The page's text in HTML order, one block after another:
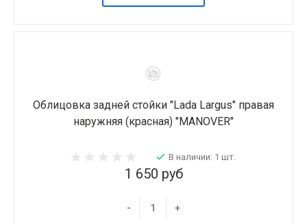
Облицовка задней стойки "Lada Largus" правая
наружняя (красная) "MANOVER"
В наличии: 1 шт.
1 650 руб
- +